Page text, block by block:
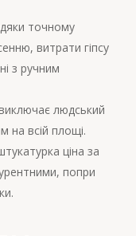
точному
витрати гіпсу
з ручним
людський
на всій площі.
ціна за
попри